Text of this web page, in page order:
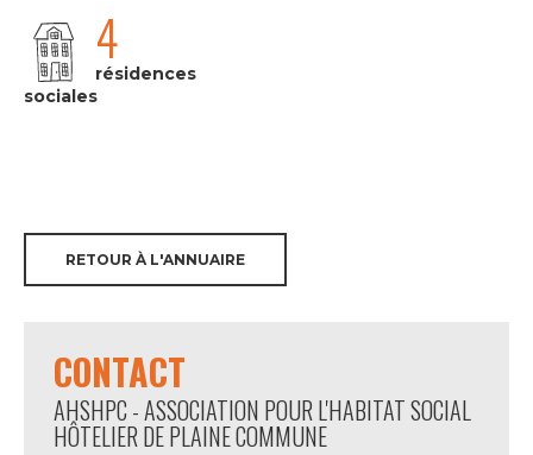
RETOUR À L'ANNUAIRE
CONTACT
AHSHPC - ASSOCIATION POUR L'HABITAT SOCIAL
HÔTELIER DE PLAINE COMMUNE
4
résidences
sociales